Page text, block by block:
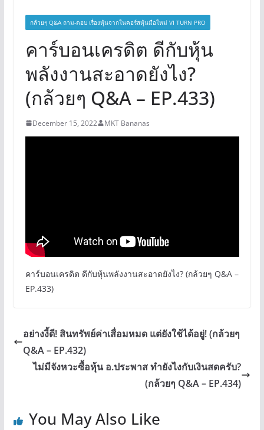
กล้วยๆ Q&A ถาม-ตอบ เรื่องหุ้นจากในคอร์สหุ้นมือใหม่ VI TURN PRO
คาร์บอนเครดิต ดีกับหุ้น
พลังงานสะอาดยังไง?
(กล้วยๆ Q&A – EP.433)
December 15, 2022 MKT Bananas
คาร์บอนเครดิต ดีกับหุ้นพลังงานสะอาดยังไง? (กล้วยๆ Q&A –
EP.433)
อย่างงี้ดี! สินทรัพย์ค่าเสื่อมหมด แต่ยังใช้ได้อยู่! (กล้วยๆ
Q&A – EP.432)
ไม่มีจังหวะซื้อหุ้น อ.ประพาส ทำยังไงกับเงินสดครับ?
(กล้วยๆ Q&A – EP.434)
You May Also Like